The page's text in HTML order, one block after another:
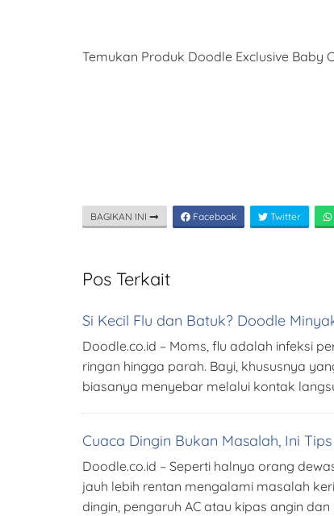
Temukan Produk Doodle Exclusive Baby
BAGIKAN INI Facebook Twitter
Pos Terkait
Si Kecil Flu dan Batuk? Doodle
Doodle.co.id – Moms, flu adalah infeksi
ringan hingga parah. Bayi, khususnya
biasanya menyebar melalui kontak
Cuaca Dingin Bukan Masalah, Ini
Doodle.co.id – Seperti halnya orang
jauh lebih rentan mengalami masalah
dingin, pengaruh AC atau kipas angin